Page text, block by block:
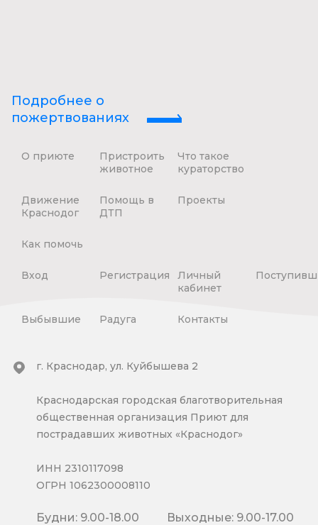
Подробнее о
пожертвованиях
О приюте
Пристроить
животное
Что такое
кураторство
Движение
Краснодог
Помощь в
ДТП
Проекты
Как помочь
Вход Регистрация
Личный
кабинет
Выбывшие Радуга Контакты
г. Краснодар, ул. Куйбышева 2
Краснодарская городская благотворительная
общественная организация Приют для
пострадавших животных «Краснодог»
ИНН 2310117098
ОГРН 1062300008110
Будни: 9.00-18.00 Выходные: 9.00-17.00